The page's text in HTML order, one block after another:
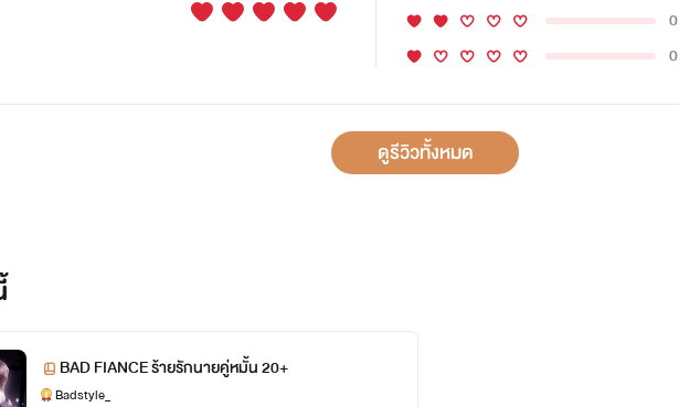
0
0
ดูรีวิวทั้งหมด
BAD FIANCE ร้ายรักนายคู่หมั้น 20+
Badstyle_